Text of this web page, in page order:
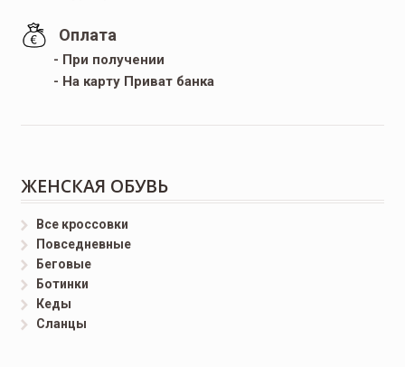
Оплата
- При получении
- На карту Приват банка
ЖЕНСКАЯ ОБУВЬ
Все кроссовки
Повседневные
Беговые
Ботинки
Кеды
Сланцы